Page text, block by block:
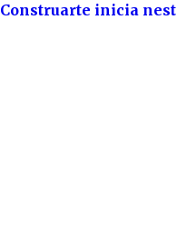
Construarte inicia